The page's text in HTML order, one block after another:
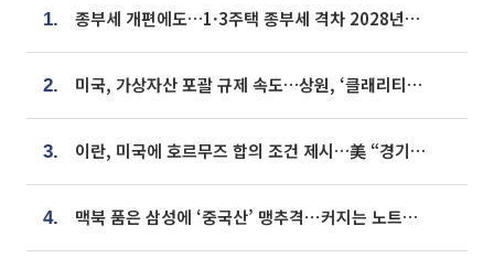
1. 종부세 개편에도…1·3주택 종부세 격차 2028년부터 확대
2. 미국, 가상자산 포괄 규제 속도…상원, ‘클래리티법’ 9월 절차투표 추진
3. 이란, 미국에 호르무즈 합의 조건 제시…美 “경기 아직 안 끝나” [종합]
4. 맥북 품은 삼성에 ‘중국산’ 맹추격⋯커지는 노트북 OLED 시장